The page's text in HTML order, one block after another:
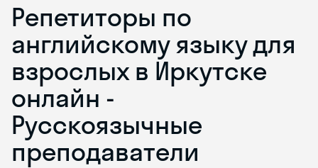
Репетиторы по
английскому языку для
взрослых в Иркутске
онлайн -
Русскоязычные
преподаватели
Skyeng Chat